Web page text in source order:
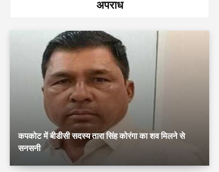
अपराध
कपकोट में बीडीसी सदस्य तारा सिंह कोरंगा का शव मिलने से
सनसनी